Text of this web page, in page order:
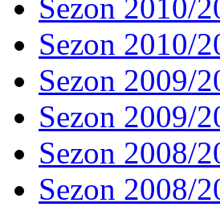
Sezon 2010/
Sezon 2010/
Sezon 2009/
Sezon 2009/
Sezon 2008/
Sezon 2008/